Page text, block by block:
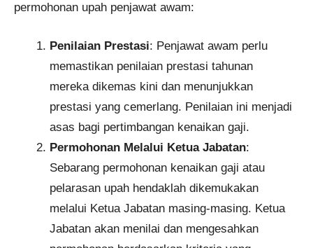
permohonan upah penjawat awam:
Penilaian Prestasi: Penjawat awam perlu
memastikan penilaian prestasi tahunan
mereka dikemas kini dan menunjukkan
prestasi yang cemerlang. Penilaian ini menjadi
asas bagi pertimbangan kenaikan gaji.
Permohonan Melalui Ketua Jabatan:
Sebarang permohonan kenaikan gaji atau
pelarasan upah hendaklah dikemukakan
melalui Ketua Jabatan masing-masing. Ketua
Jabatan akan menilai dan mengesahkan